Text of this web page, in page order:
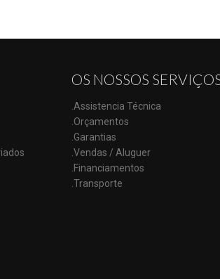
OS NOSSOS
.Assistencia Técnica
.Orçamentos
.Garantias
.Vendas / Aluguer
.Financiamentos
.Transporte